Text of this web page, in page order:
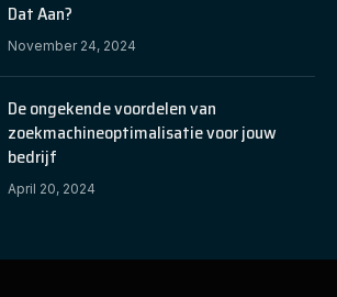
Dat Aan?
November 24, 2024
De ongekende voordelen van
zoekmachineoptimalisatie voor jouw
bedrijf
April 20, 2024